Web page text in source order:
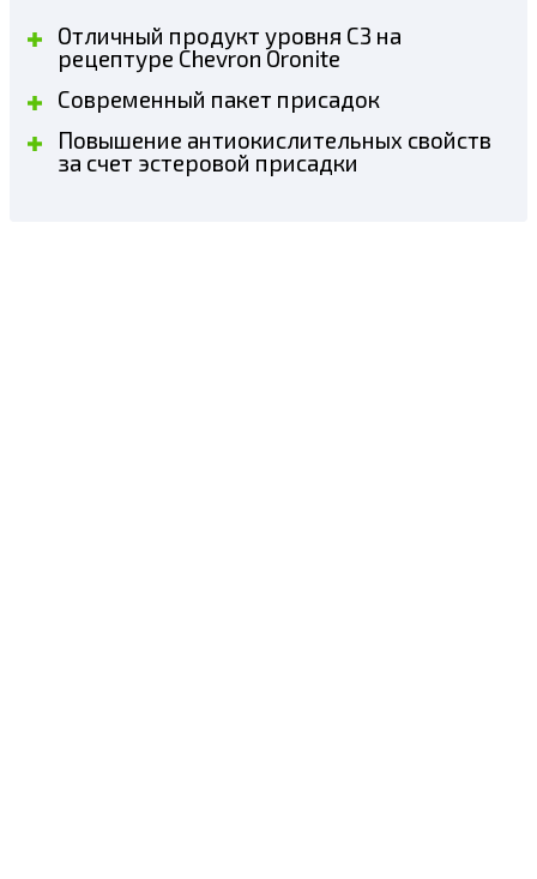
Отличный продукт уровня С3 на
рецептуре Chevron Oronite
Современный пакет присадок
Повышение антиокислительных свойств
за счет эстеровой присадки